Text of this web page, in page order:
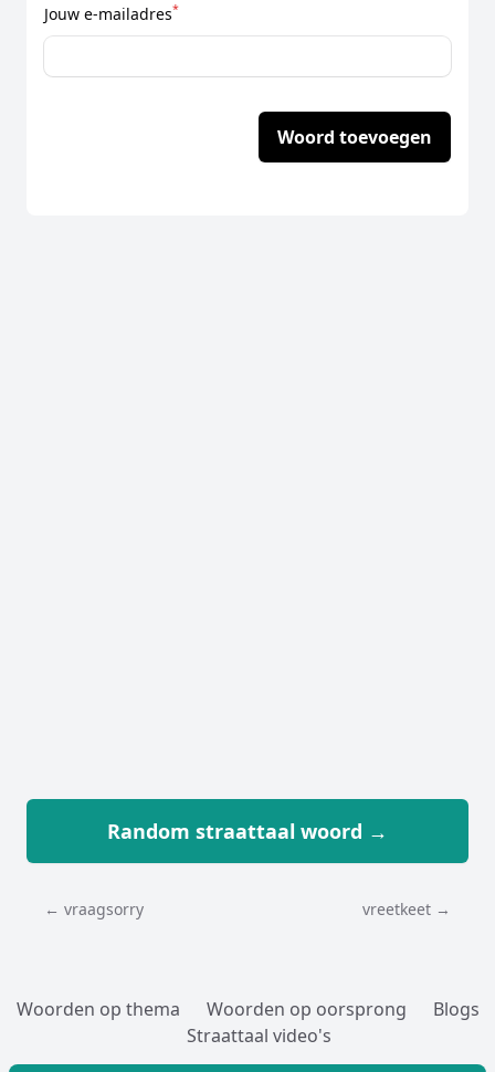
Jouw e-mailadres*
Woord toevoegen
Random straattaal woord →
← vraagsorry vreetkeet →
Woorden op thema Woorden op oorsprong
Blogs
Straattaal video's